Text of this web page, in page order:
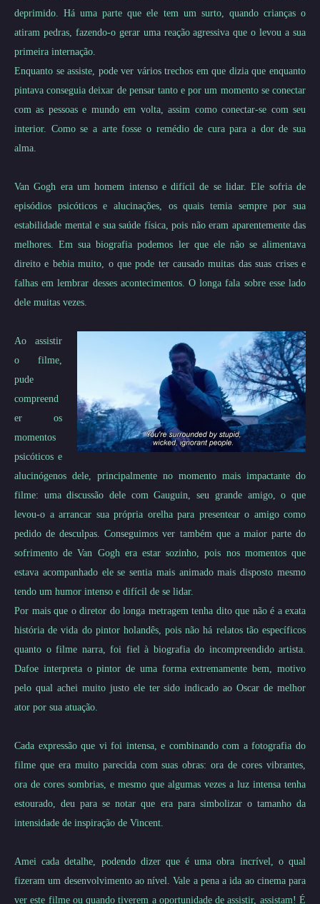
deprimido. Há uma parte que ele tem um surto, quando crianças o
atiram pedras, fazendo-o gerar uma reação agressiva que o levou a sua
primeira internação.
Enquanto se assiste, pode ver vários trechos em que dizia que enquanto
pintava conseguia deixar de pensar tanto e por um momento se conectar
com as pessoas e mundo em volta, assim como conectar-se com seu
interior. Como se a arte fosse o remédio de cura para a dor de sua
alma.
Van Gogh era um homem intenso e difícil de se lidar. Ele sofria de
episódios psicóticos e alucinações, os quais temia sempre por sua
estabilidade mental e sua saúde física, pois não eram aparentemente das
melhores. Em sua biografia podemos ler que ele não se alimentava
direito e bebia muito, o que pode ter causado muitas das suas crises e
falhas em lembrar desses acontecimentos. O longa fala sobre esse lado
dele muitas vezes.
Ao assistir
o filme,
pude
compreend
er os
momentos
psicóticos e
alucinógenos dele, principalmente no momento mais impactante do
filme: uma discussão dele com Gauguin, seu grande amigo, o que
levou-o a arrancar sua própria orelha para presentear o amigo como
pedido de desculpas. Conseguimos ver também que a maior parte do
sofrimento de Van Gogh era estar sozinho, pois nos momentos que
estava acompanhado ele se sentia mais animado mais disposto mesmo
tendo um humor intenso e difícil de se lidar.
Por mais que o diretor do longa metragem tenha dito que não é a exata
história de vida do pintor holandês, pois não há relatos tão específicos
quanto o filme narra, foi fiel à biografia do incompreendido artista.
Dafoe interpreta o pintor de uma forma extremamente bem, motivo
pelo qual achei muito justo ele ter sido indicado ao Oscar de melhor
ator por sua atuação.
Cada expressão que vi foi intensa, e combinando com a fotografia do
filme que era muito parecida com suas obras: ora de cores vibrantes,
ora de cores sombrias, e mesmo que algumas vezes a luz intensa tenha
estourado, deu para se notar que era para simbolizar o tamanho da
intensidade de inspiração de Vincent.
Amei cada detalhe, podendo dizer que é uma obra incrível, o qual
fizeram um desenvolvimento ao nível. Vale a pena a ida ao cinema para
ver este filme ou quando tiverem a oportunidade de assistir, assistam! É